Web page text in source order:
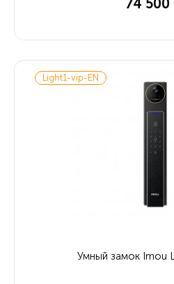
74 500
Light1-vip-EN
Умный замок Imou